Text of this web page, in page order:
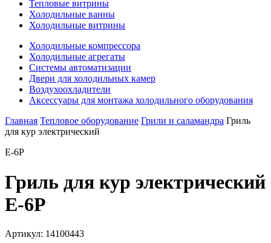
Тепловые витрины
Холодильные ванны
Холодильные витрины
Холодильные компрессора
Холодильные агрегаты
Системы автоматизации
Двери для холодильных камер
Воздухоохладители
Аксессуары для монтажа холодильного оборудования
Главная Тепловое оборудование Грили и саламандра Гриль
для кур электрический
E-6P
Гриль для кур электрический
E-6P
Артикул: 14100443